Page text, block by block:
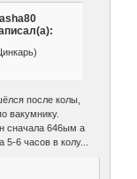
после колы,
вакумнику.
сначала 646ым а
5-6 часов в колу...